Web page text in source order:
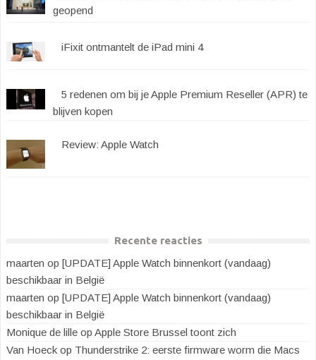
geopend
iFixit ontmantelt de iPad mini 4
5 redenen om bij je Apple Premium Reseller (APR) te
blijven kopen
Review: Apple Watch
Recente reacties
maarten op [UPDATE] Apple Watch binnenkort (vandaag)
beschikbaar in België
maarten op [UPDATE] Apple Watch binnenkort (vandaag)
beschikbaar in België
Monique de lille op Apple Store Brussel toont zich
Van Hoeck op Thunderstrike 2: eerste firmware worm die Macs